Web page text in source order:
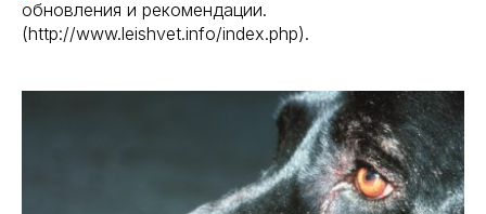
обновления и рекомендации.
(http://www.leishvet.info/index.php).